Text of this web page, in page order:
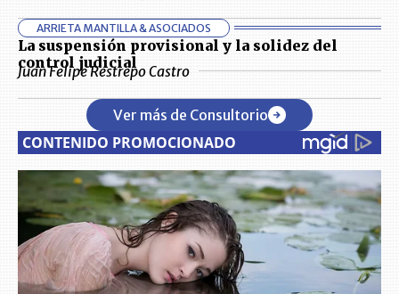
ARRIETA MANTILLA & ASOCIADOS
La suspensión provisional y la solidez del
control judicial
Juan Felipe Restrepo Castro
Ver más de Consultorio